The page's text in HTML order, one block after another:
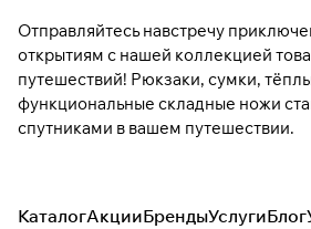
Отправляйтесь навстречу
открытиям с нашей коллекцией
путешествий! Рюкзаки, сумки,
функциональные складные ножи
спутниками в вашем путешествии.
КаталогАкцииБрендыУслугиБлог